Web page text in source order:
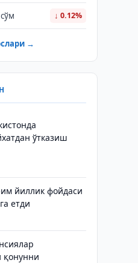
↓ 0.12%
→
ўтказиш
йиллик фойдаси
етди
қонунни